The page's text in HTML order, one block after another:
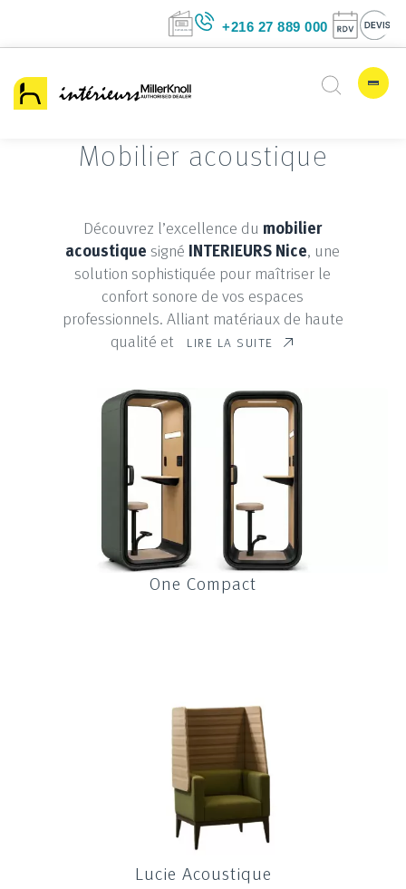
+216 27 889
Mobilier acoustique
Découvrez l’excellence dumobilier
acoustique signé INTERIEURS Nice, une
solution sophistiquée pour maîtriser le
confort sonore de vos espaces
professionnels. Alliant matériaux de haute
qualité et
LIRE LA SUITE
One Compact
Lucie Acoustique